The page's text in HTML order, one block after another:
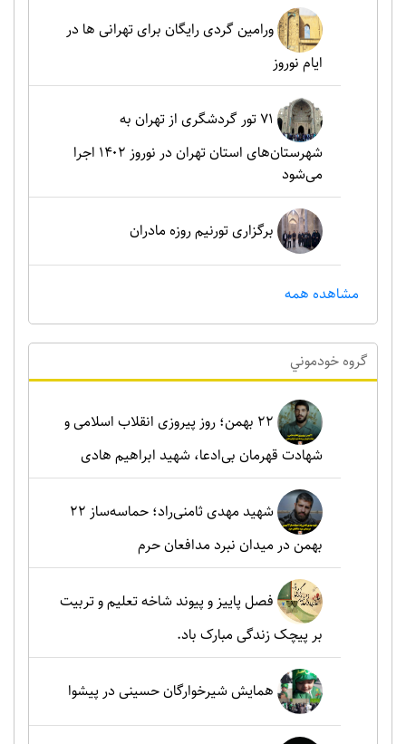
ورامین گردی رایگان برای تهرانی ها در
ایام نوروز
۷۱ تور گردشگری از تهران به
شهرستان‌های استان تهران در نوروز ۱۴۰۲ اجرا
می‌شود
برگزاری تورنیم روزه مادران
مشاهده همه
گروه خودموني
۲۲ بهمن؛ روز پیروزی انقلاب اسلامی و
شهادت قهرمان بی‌ادعا، شهید ابراهیم هادی
شهید مهدی ثامنی‌راد؛ حماسه‌ساز ۲۲
بهمن در میدان نبرد مدافعان حرم
فصل پاییز و پیوند شاخه تعلیم و تربیت
بر پیچک زندگی مبارک باد.
همایش شیرخوارگان حسینی در پیشوا